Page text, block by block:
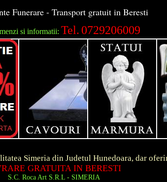
Funerare - Transport gratuit in Beresti
si informatii: Tel. 0729206009
din Judetul Hunedoara, dar
IN BERESTI
S.R.L - SIMERIA